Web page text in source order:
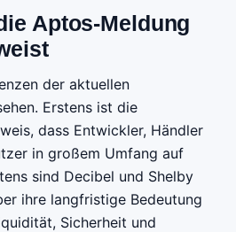
Aptos-Meldung
der aktuellen
Erstens ist die
dass Entwickler, Händler
in großem Umfang auf
sind Decibel und Shelby
ihre langfristige Bedeutung
Sicherheit und